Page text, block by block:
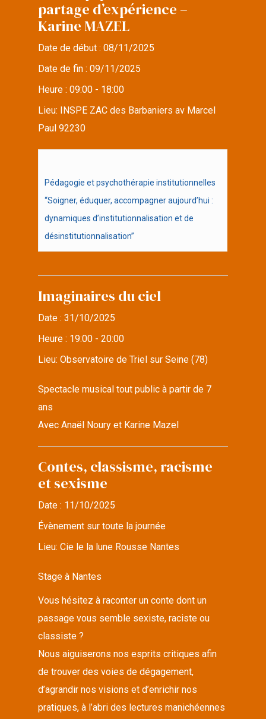
partage d’expérience –
Karine MAZEL
Date de début :08/11/2025
Date de fin :09/11/2025
Heure :09:00 - 18:00
Lieu:
INSPE ZAC des Barbaniers av Marcel
Paul 92230
Pédagogie et psychothérapie institutionnelles
“Soigner, éduquer, accompagner aujourd’hui :
dynamiques d’institutionnalisation et de
désinstitutionnalisation”
Imaginaires du ciel
Date :31/10/2025
Heure : 19:00 - 20:00
Lieu:Observatoire de Triel sur Seine (78)
Spectacle musical tout public à partir de 7
ans
Avec Anaël Noury et Karine Mazel
Contes, classisme, racisme
et sexisme
Date : 11/10/2025
Évènement sur toute la journée
Lieu:Cie le la lune Rousse Nantes
Stage à Nantes
Vous hésitez à raconter un conte dont un
passage vous semble sexiste, raciste ou
classiste ?
Nous aiguiserons nos esprits critiques afin
de trouver des voies de dégagement,
d’agrandir nos visions et d’enrichir nos
pratiques, à l’abri des lectures manichéennes